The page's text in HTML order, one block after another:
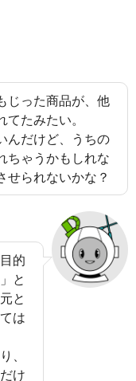
じった商品が、他
たみたい。
んだけど、うちの
ちゃうかもしれな
せられないかな？
的
と
と
は
、
け